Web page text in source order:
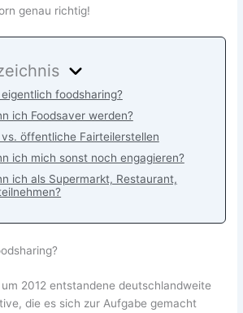
genau richtig!
foodsharing?
ich Foodsaver werden?
öffentliche Fairteilerstellen
ich mich sonst noch engagieren?
ich als Supermarkt, Restaurant,
2012 entstandene deutschlandweite
die es sich zur Aufgabe gemacht